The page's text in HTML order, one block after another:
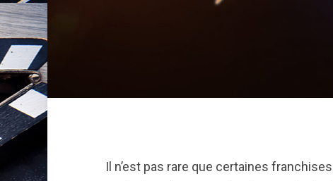
Il n’est pas rare que certaines